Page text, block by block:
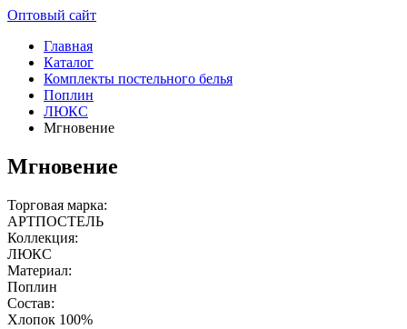
Оптовый сайт
Главная
Каталог
Комплекты постельного белья
Поплин
ЛЮКС
Мгновение
Мгновение
Торговая марка:
АРТПОСТЕЛЬ
Коллекция:
ЛЮКС
Материал:
Поплин
Состав:
Хлопок 100%